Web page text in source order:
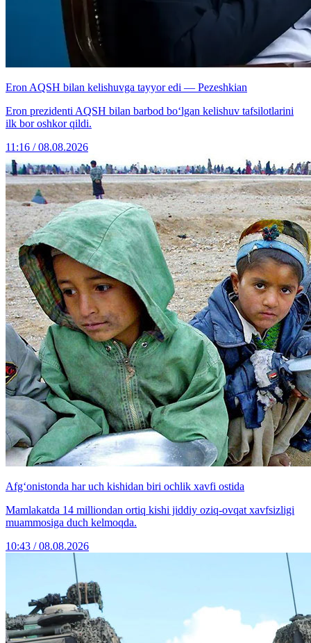
Eron AQSH bilan kelishuvga tayyor edi — Pezeshkian
Eron prezidenti AQSH bilan barbod bo‘lgan kelishuv tafsilotlarini
ilk bor oshkor qildi.
11:16 / 08.08.2026
Afg‘onistonda har uch kishidan biri ochlik xavfi ostida
Mamlakatda 14 milliondan ortiq kishi jiddiy oziq-ovqat xavfsizligi
muammosiga duch kelmoqda.
10:43 / 08.08.2026